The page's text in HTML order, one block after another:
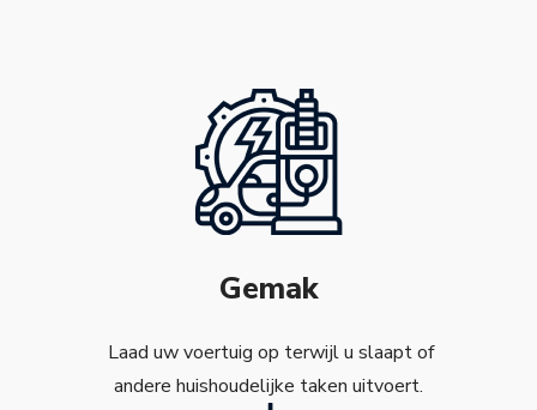
Gemak
Laad uw voertuig op terwijl u slaapt of
andere huishoudelijke taken uitvoert.